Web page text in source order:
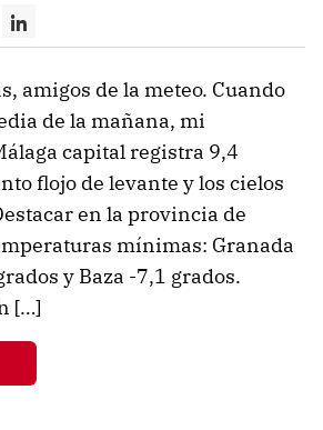
amigos de la meteo. Cuando
de la mañana, mi
capital registra 9,4
flojo de levante y los cielos
en la provincia de
mínimas: Granada
y Baza -7,1 grados.
[…]